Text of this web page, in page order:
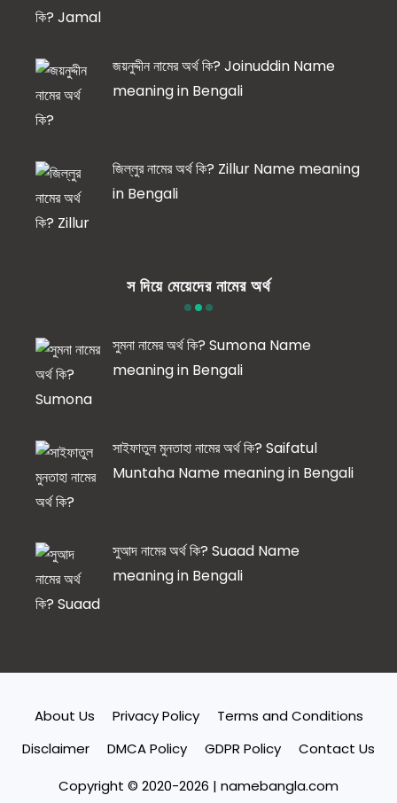
জয়নুদ্দীন নামের অর্থ কি? Joinuddin Name
meaning in Bengali
জিল্লুর নামের অর্থ কি? Zillur Name meaning
in Bengali
স দিয়ে মেয়েদের নামের অর্থ
সুমনা নামের অর্থ কি? Sumona Name
meaning in Bengali
সাইফাতুল মুনতাহা নামের অর্থ কি? Saifatul
Muntaha Name meaning in Bengali
সুআদ নামের অর্থ কি? Suaad Name
meaning in Bengali
About Us Privacy Policy
Terms and Conditions
Disclaimer
DMCA Policy GDPR Policy
Contact Us
Copyright © 2020-2026 | namebangla.com